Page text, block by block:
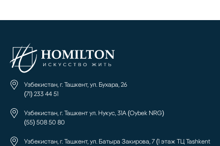
Узбекистан, г. Ташкент, ул. Бухара, 26
(71) 233 44 51
Узбекистан, г. Ташкент ул. Нукус, 31А (Oybek NRG)
(55) 508 50 80
Узбекистан, г. Ташкент, ул. Батыра Закирова, 7 (1 этаж ТЦ Tashkent